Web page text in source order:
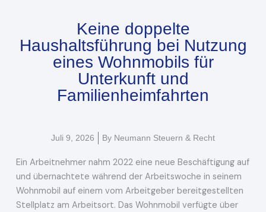
Keine doppelte
Haushaltsführung bei Nutzung
eines Wohnmobils für
Unterkunft und
Familienheimfahrten
Juli 9, 2026 By Neumann Steuern & Recht
Ein Arbeitnehmer nahm 2022 eine neue Beschäftigung auf
und übernachtete während der Arbeitswoche in seinem
Wohnmobil auf einem vom Arbeitgeber bereitgestellten
Stellplatz am Arbeitsort. Das Wohnmobil verfügte über